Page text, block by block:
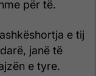
për të.
e tij
janë të
e tyre.